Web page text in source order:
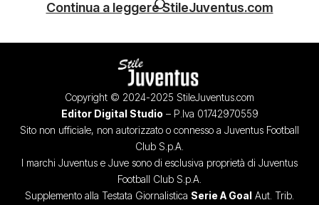
Continua a leggere StileJuventus.com
Copyright © 2024-2025 StileJuventus.com
Editor Digital Studio – P.Iva 01742970559
Sito non ufficiale, non autorizzato o connesso a Juventus Football
Club S.p.A.
I marchi Juventus e Juve sono di esclusiva proprietà di Juventus
Football Club S.p.A.
Supplemento alla Testata Giornalistica Serie A Goal Aut. Trib.